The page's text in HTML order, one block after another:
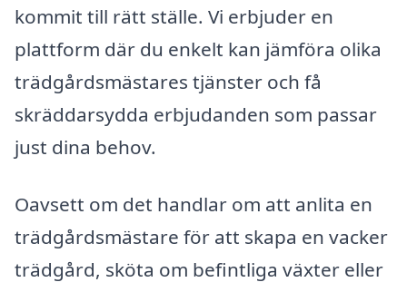
kommit till rätt ställe. Vi erbjuder en
plattform där du enkelt kan jämföra olika
trädgårdsmästares tjänster och få
skräddarsydda erbjudanden som passar
just dina behov.
Oavsett om det handlar om att anlita en
trädgårdsmästare för att skapa en vacker
trädgård, sköta om befintliga växter eller